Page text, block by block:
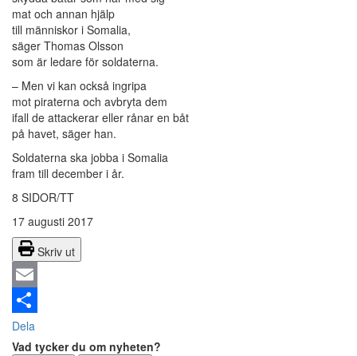
mat och annan hjälp
till människor i Somalia,
säger Thomas Olsson
som är ledare för soldaterna.
– Men vi kan också ingripa
mot piraterna och avbryta dem
ifall de attackerar eller rånar en båt
på havet, säger han.
Soldaterna ska jobba i Somalia
fram till december i år.
8 SIDOR/TT
17 augusti 2017
Skriv ut
Email
Dela
Vad tycker du om nyheten?